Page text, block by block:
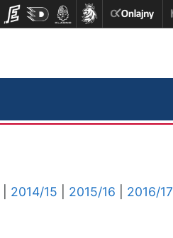
2014/15 2015/16 2016/17